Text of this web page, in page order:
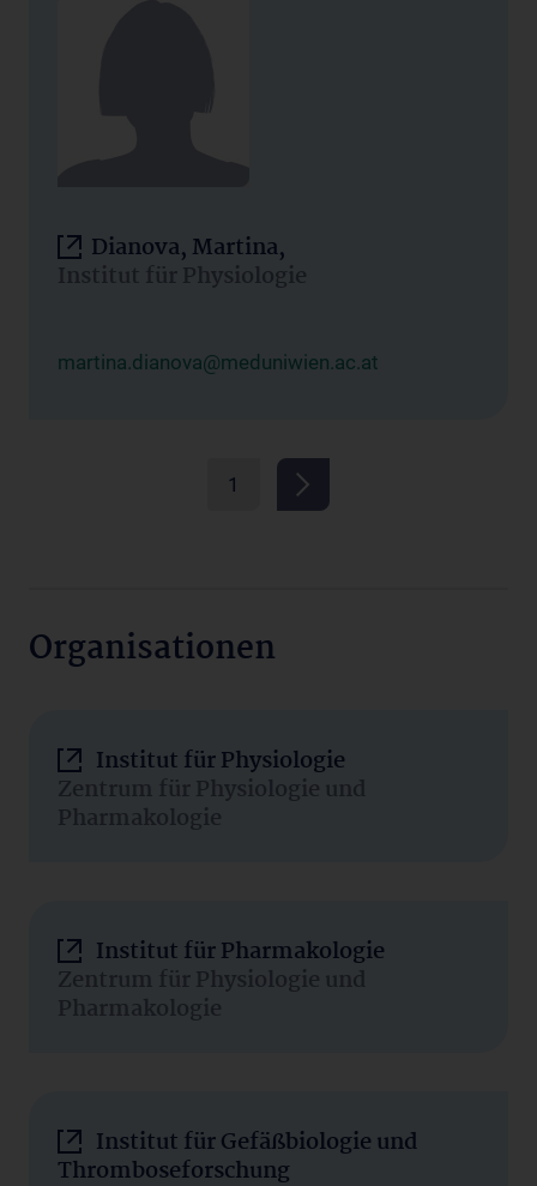
Dianova, Martina,
Institut für Physiologie
martina.dianova@meduniwien.ac.at
1
Organisationen
Institut für Physiologie
Zentrum für Physiologie und
Pharmakologie
Institut für Pharmakologie
Zentrum für Physiologie und
Pharmakologie
Institut für Gefäßbiologie und
Thromboseforschung